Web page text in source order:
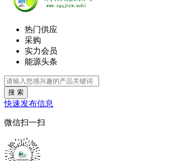
热门供应
采购
实力会员
能源头条
搜 索
快速发布信息
微信扫一扫